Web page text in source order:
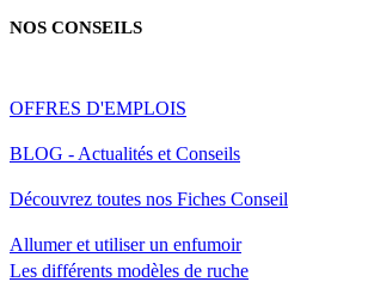
NOS CONSEILS
OFFRES D'EMPLOIS
BLOG - Actualités et Conseils
Découvrez toutes nos Fiches Conseil
Allumer et utiliser un enfumoir
Les différents modèles de ruche